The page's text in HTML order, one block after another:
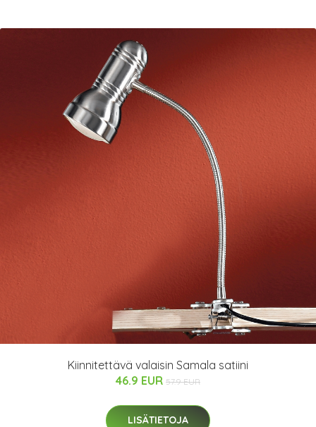
Kiinnitettävä valaisin Samala satiini
46.9 EUR 57.9 EUR
LISÄTIETOJA